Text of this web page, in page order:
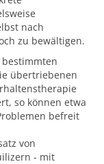
nach
zu bewältigen.
übertriebenen
so können etwa
befreit
von
- mit